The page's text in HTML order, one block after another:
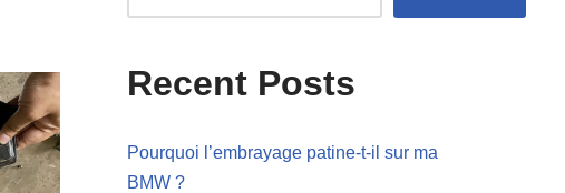
Recent Posts
Pourquoi l’embrayage patine-t-il sur ma
BMW ?